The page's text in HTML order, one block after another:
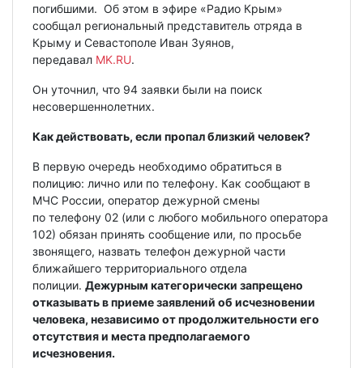
погибшими. Об этом в эфире «Радио Крым»
сообщал региональный представитель отряда в
Крыму и Севастополе Иван Зуянов,
передавал MK.RU.
Он уточнил, что 94 заявки были на поиск
несовершеннолетних.
Как действовать, если пропал близкий человек?
В первую очередь необходимо обратиться в
полицию: лично или по телефону. Как сообщают в
МЧС России, оператор дежурной смены
по телефону 02 (или с любого мобильного оператора
102) обязан принять сообщение или, по просьбе
звонящего, назвать телефон дежурной части
ближайшего территориального отдела
полиции. Дежурным категорически запрещено
отказывать в приеме заявлений об исчезновении
человека, независимо от продолжительности его
отсутствия и места предполагаемого
исчезновения.